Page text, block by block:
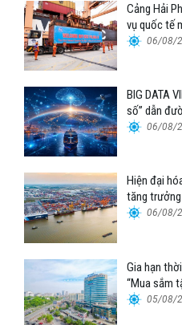
Cảng Hải
vụ quốc tế
06/08/
BIG DATA
số” dẫn
06/08/
Hiện đại
tăng
06/08/
Gia hạn
“Mua sắm
Tổng công
05/08/